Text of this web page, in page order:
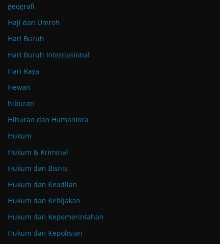
geografi
Haji dan Umroh
Hari Buruh
Hari Buruh Internasional
Hari Raya
Hewan
hiburan
Hiburan dan Humaniora
Hukum
Hukum & Kriminal
Hukum dan Bisnis
Hukum dan Keadilan
Hukum dan Kebijakan
Hukum dan Kepemerintahan
Hukum dan Kepolisian